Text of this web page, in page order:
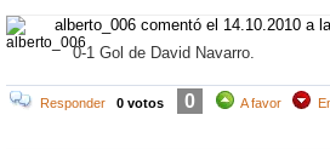
alberto_006 comentó el 14.10.2010 a
0-1 Gol de David Navarro.
Responder 0 votos 0 A favor